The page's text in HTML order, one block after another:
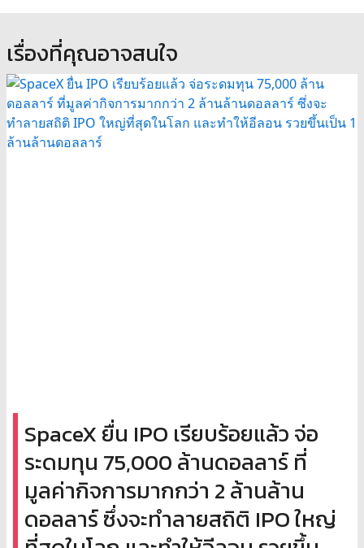
เรื่องที่คุณอาจสนใจ
SpaceX ยื่น IPO เรียบร้อยแล้ว จ่อ
ระดมทุน 75,000 ล้านดอลลาร์ ที่
มูลค่ากิจการมากกว่า 2 ล้านล้าน
ดอลลาร์ ซึ่งจะทำลายสถิติ IPO ใหญ่